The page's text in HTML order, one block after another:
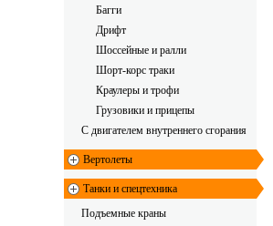
Багги
Дрифт
Шоссейные и ралли
Шорт-корс траки
Краулеры и трофи
Грузовики и прицепы
С двигателем внутреннего сгорания
Вертолеты
Танки и спецтехника
Подъемные краны